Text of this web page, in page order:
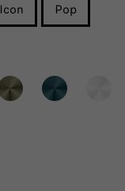
Icon Pop